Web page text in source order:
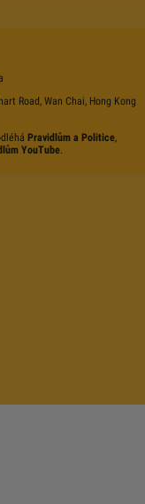
Road, Wan Chai, Hong Kong
Pravidlům a Politice,
YouTube.